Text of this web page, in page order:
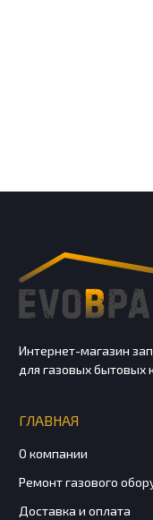
Интернет-магазин
для газовых бытовых
ГЛАВНАЯ
О компании
Ремонт газового
Доставка и оплата